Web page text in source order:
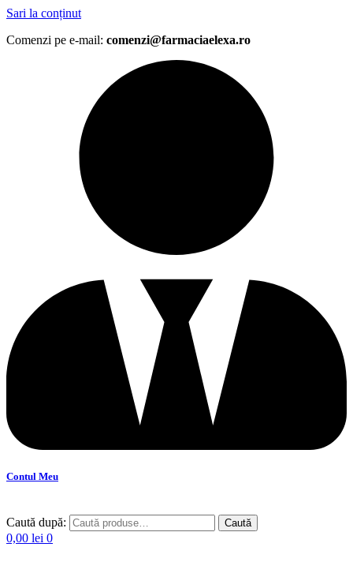
Sari la conținut
Comenzi pe e-mail: comenzi@farmaciaelexa.ro
Contul Meu
Caută după: Caută
0,00 lei 0